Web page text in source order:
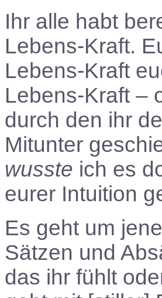
Ihr alle habt
Lebens-Kraft.
Lebens-Kraft
Lebens-Kraft –
durch den ihr
Mitunter
wusste ich es
eurer Intuition
Es geht um
Sätzen und
das ihr fühlt